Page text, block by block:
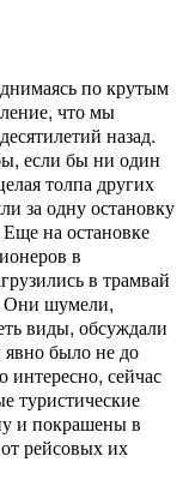
по крутым
что мы
назад.
если бы ни один
толпа других
за одну остановку
на остановке
в
в трамвай
Они шумели,
виды, обсуждали
было не до
интересно, сейчас
туристические
и покрашены в
рейсовых их